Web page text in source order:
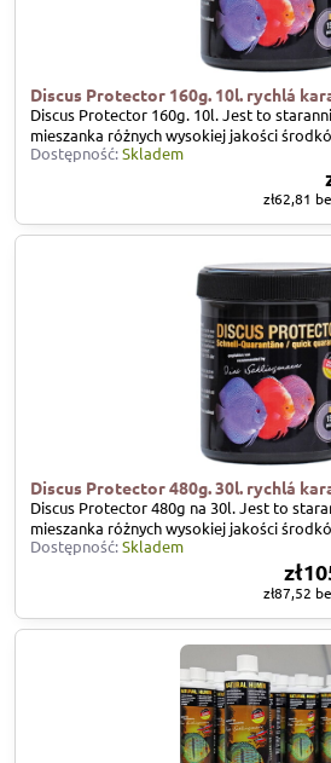
Discus Protector 160g. 10l. rychlá
Discus Protector 160g. 10l. Jest to
mieszanka różnych wysokiej jakości
Dostępność:Skladem
zł62,81
Discus Protector 480g. 30l. rychlá
Discus Protector 480g na 30l. Jest to
mieszanka różnych wysokiej jakości
Dostępność:Skladem
zł87,52